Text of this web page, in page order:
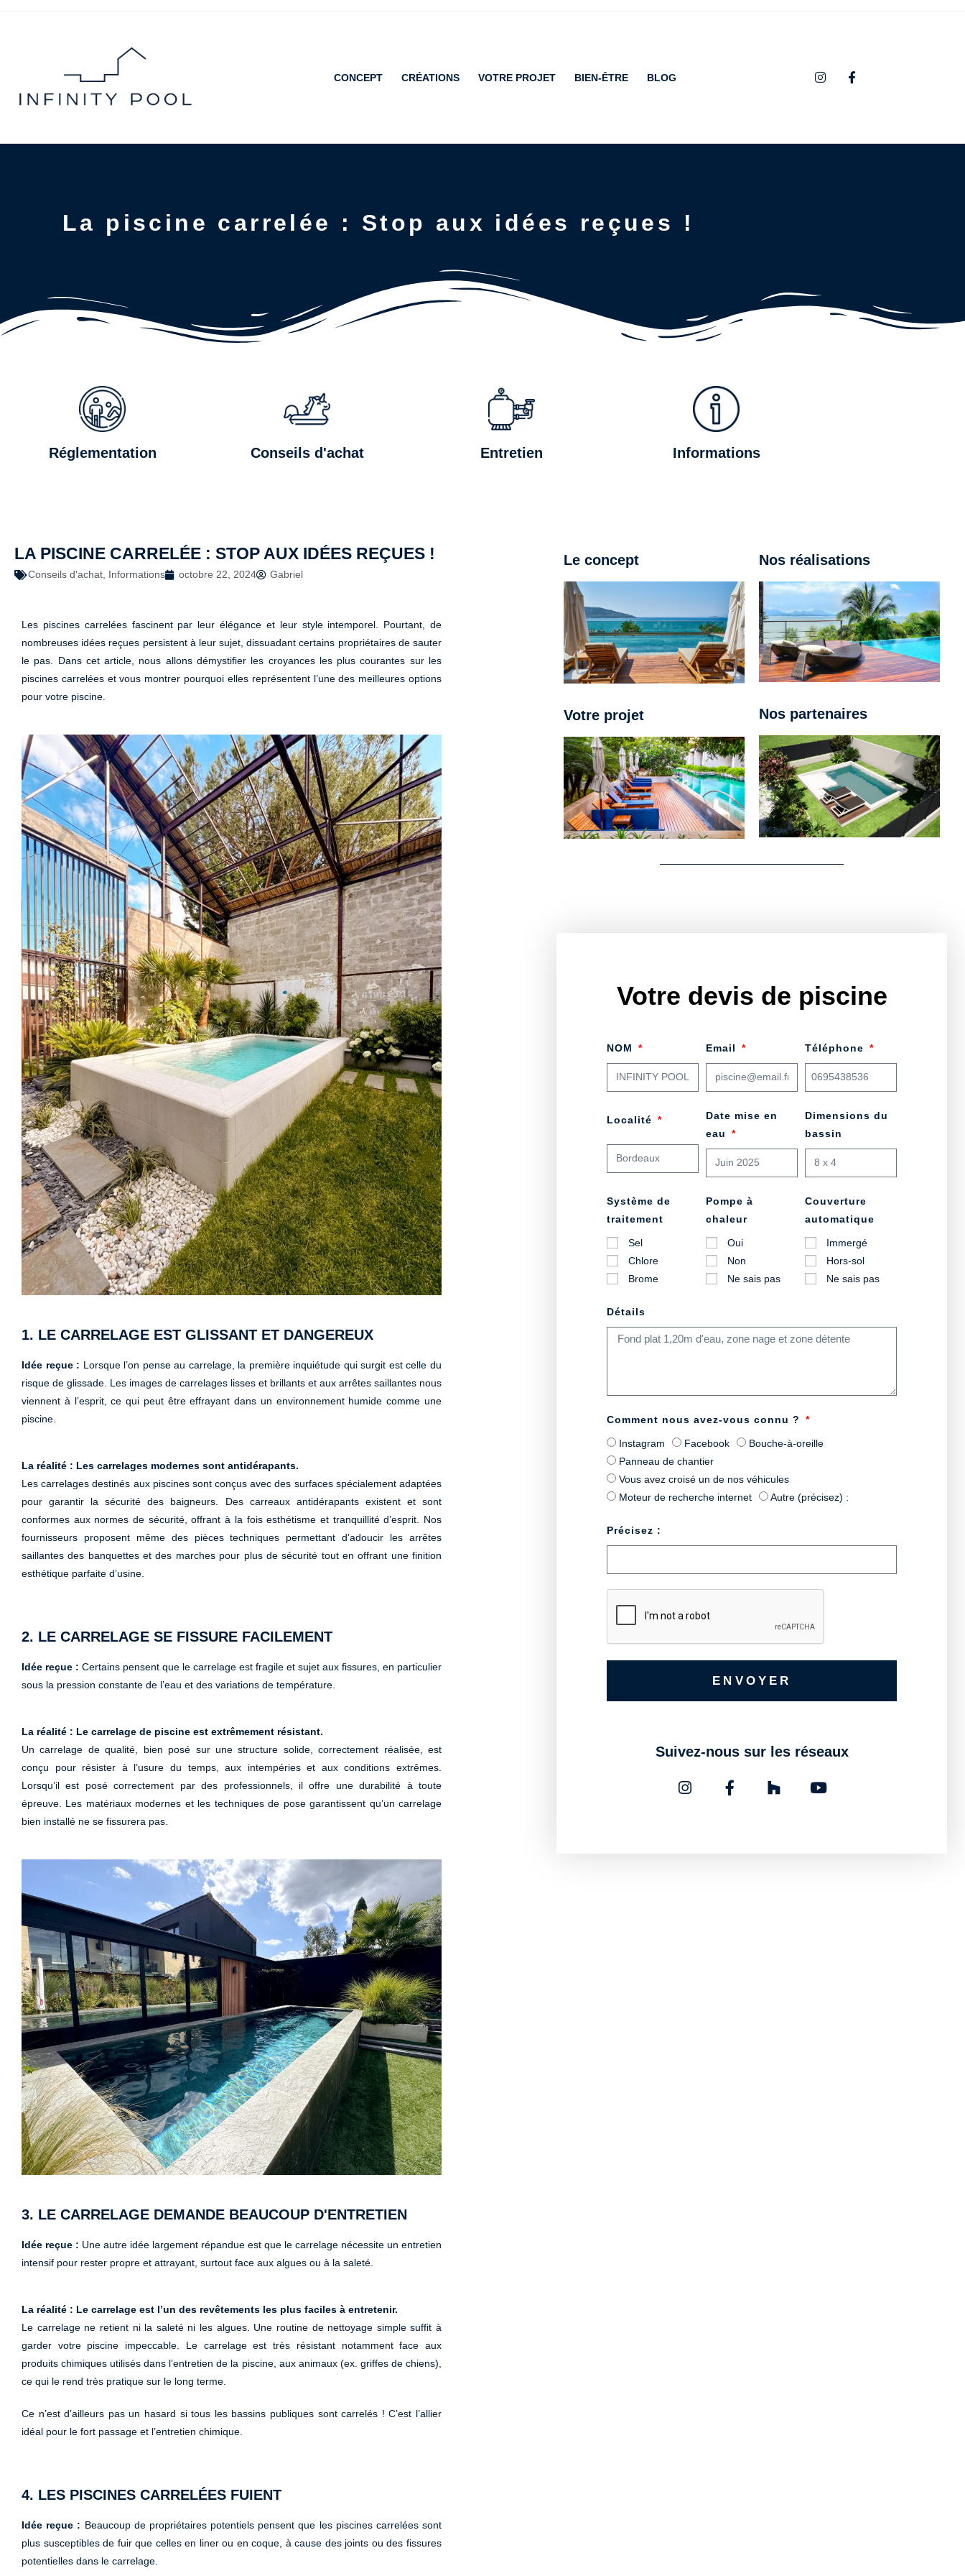
CONCEPT CRÉATIONS VOTRE PROJET BIEN-ÊTRE BLOG
La piscine carrelée : Stop aux idées reçues !
Réglementation Conseils d'achat Entretien Informations
LA PISCINE CARRELÉE : STOP AUX IDÉES REÇUES !
Conseils d'achat, Informations octobre 22, 2024 Gabriel
Les piscines carrelées fascinent par leur élégance et leur style intemporel. Pourtant, de
nombreuses idées reçues persistent à leur sujet, dissuadant certains propriétaires de sauter
le pas. Dans cet article, nous allons démystifier les croyances les plus courantes sur les
piscines carrelées et vous montrer pourquoi elles représentent l’une des meilleures options
pour votre piscine.
1. LE CARRELAGE EST GLISSANT ET DANGEREUX
Idée reçue : Lorsque l’on pense au carrelage, la première inquiétude qui surgit est celle du
risque de glissade. Les images de carrelages lisses et brillants et aux arrêtes saillantes nous
viennent à l’esprit, ce qui peut être effrayant dans un environnement humide comme une
piscine.
La réalité : Les carrelages modernes sont antidérapants.
Les carrelages destinés aux piscines sont conçus avec des surfaces spécialement adaptées
pour garantir la sécurité des baigneurs. Des carreaux antidérapants existent et sont
conformes aux normes de sécurité, offrant à la fois esthétisme et tranquillité d’esprit. Nos
fournisseurs proposent même des pièces techniques permettant d’adoucir les arrêtes
saillantes des banquettes et des marches pour plus de sécurité tout en offrant une finition
esthétique parfaite d’usine.
2. LE CARRELAGE SE FISSURE FACILEMENT
Idée reçue : Certains pensent que le carrelage est fragile et sujet aux fissures, en particulier
sous la pression constante de l’eau et des variations de température.
La réalité : Le carrelage de piscine est extrêmement résistant.
Un carrelage de qualité, bien posé sur une structure solide, correctement réalisée, est
conçu pour résister à l’usure du temps, aux intempéries et aux conditions extrêmes.
Lorsqu’il est posé correctement par des professionnels, il offre une durabilité à toute
épreuve. Les matériaux modernes et les techniques de pose garantissent qu’un carrelage
bien installé ne se fissurera pas.
3. LE CARRELAGE DEMANDE BEAUCOUP D'ENTRETIEN
Idée reçue : Une autre idée largement répandue est que le carrelage nécessite un entretien
intensif pour rester propre et attrayant, surtout face aux algues ou à la saleté.
La réalité : Le carrelage est l’un des revêtements les plus faciles à entretenir.
Le carrelage ne retient ni la saleté ni les algues. Une routine de nettoyage simple suffit à
garder votre piscine impeccable. Le carrelage est très résistant notamment face aux
produits chimiques utilisés dans l’entretien de la piscine, aux animaux (ex. griffes de chiens),
ce qui le rend très pratique sur le long terme.
Ce n’est d’ailleurs pas un hasard si tous les bassins publiques sont carrelés ! C’est l’allier
idéal pour le fort passage et l’entretien chimique.
4. LES PISCINES CARRELÉES FUIENT
Idée reçue : Beaucoup de propriétaires potentiels pensent que les piscines carrelées sont
plus susceptibles de fuir que celles en liner ou en coque, à cause des joints ou des fissures
potentielles dans le carrelage.
Le concept
Votre projet
Nos réalisations
Nos partenaires
Votre devis de piscine
NOM Email Téléphone
Localité
Date mise en
eau
Dimensions du
bassin
Système de
traitement
Sel
Chlore
Brome
Pompe à
chaleur
Oui
Non
Ne sais pas
Couverture
automatique
Immergé
Hors-sol
Ne sais pas
Détails
Comment nous avez-vous connu ?
Instagram Facebook
Bouche-à-oreille
Panneau de chantier
Vous avez croisé un de nos véhicules
Moteur de recherche internet
Autre (précisez) :
Précisez :
ENVOYER
Suivez-nous sur les réseaux